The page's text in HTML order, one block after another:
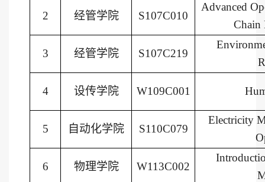
2 经管学院 S107C010
Advanced
Chain
3 经管学院 S107C219
4 设传学院 W109C001
5 自动化学院 S110C079
Electricity
6 物理学院 W113C002